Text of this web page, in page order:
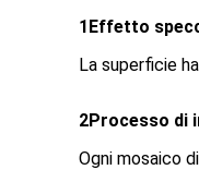
1Effetto
La superficie
2Processo di
Ogni mosaico